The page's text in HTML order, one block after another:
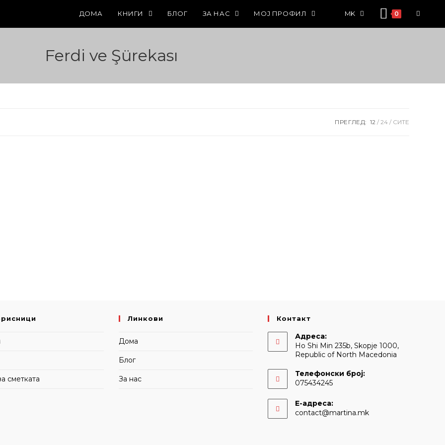
ДОМА КНИГИ БЛОГ ЗА НАС МОЈ ПРОФИЛ MK 0
Ferdi ve Şürekası
ПРЕГЛЕД: 12 24 СИТЕ
сметката
Линкови
Дома
Блог
За нас
Контакт
Адреса:
Ho Shi Min 235b, Skopje 1000,
Republic of North Macedonia
Телефонски број:
075434245
Е-адреса:
contact@martina.mkOpens